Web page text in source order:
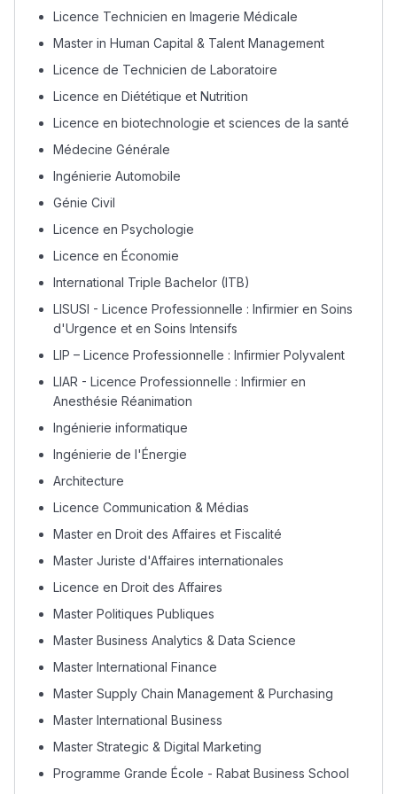
Lycée Maroc
التعليم الثانوي التأهيلي
التعليم الثانوي الإعدادي
Post-Bac
Interviews/Vidéos
+ de 89 Interviews/Vidéos
التوجيه بالثانوي و الإعدادي
Ki Derti Liha
Licence Technicien en Imagerie Médicale
Master in Human Capital & Talent Management
Licence de Technicien de Laboratoire
Licence en Diététique et Nutrition
Licence en biotechnologie et sciences de la santé
Médecine Générale
Ingénierie Automobile
Génie Civil
Licence en Psychologie
Licence en Économie
International Triple Bachelor (ITB)
LISUSI - Licence Professionnelle : Infirmier en Soins
d'Urgence et en Soins Intensifs
LIP – Licence Professionnelle : Infirmier Polyvalent
LIAR - Licence Professionnelle : Infirmier en
Anesthésie Réanimation
Ingénierie informatique
Ingénierie de l'Énergie
Architecture
Licence Communication & Médias
Master en Droit des Affaires et Fiscalité
Master Juriste d'Affaires internationales
Licence en Droit des Affaires
Master Politiques Publiques
Master Business Analytics & Data Science
Master International Finance
Master Supply Chain Management & Purchasing
Master International Business
Master Strategic & Digital Marketing
Programme Grande École - Rabat Business School